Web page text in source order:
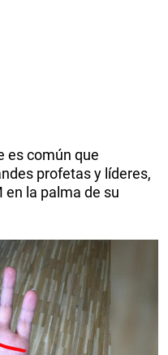
es común que
profetas y líderes,
la palma de su